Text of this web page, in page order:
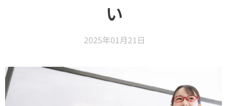
い
2025年01月21日